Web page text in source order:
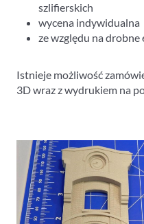
szlifierskich
wycena indywidualna
ze względu na
Istnieje możliwość
3D wraz z wydrukiem na